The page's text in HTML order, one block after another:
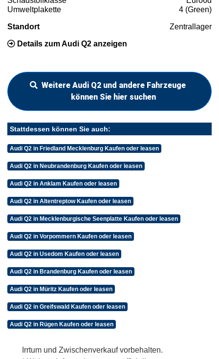
Umweltplakette
4 (Green)
Standort Zentrallager
Details zum Audi Q2 anzeigen
Weitere Audi Q2 und andere Fahrzeuge
können Sie hier suchen
Stattdessen können Sie auch:
Audi Q2 in Friedland Mecklenburg Kaufen oder leasen
Audi Q2 in Neubrandenburg Kaufen oder leasen
Audi Q2 in Anklam Kaufen oder leasen
Audi Q2 in Altentreptow Kaufen oder leasen
Audi Q2 in Mecklenburgische Seenplatte Kaufen oder leasen
Audi Q2 in Vorpommern Kaufen oder leasen
Audi Q2 in Usedom Kaufen oder leasen
Audi Q2 in Brandenburg Kaufen oder leasen
Audi Q2 in Müritz Kaufen oder leasen
Audi Q2 in Greifswald Kaufen oder leasen
Audi Q2 in Rügen Kaufen oder leasen
Irrtum und Zwischenverkauf vorbehalten.